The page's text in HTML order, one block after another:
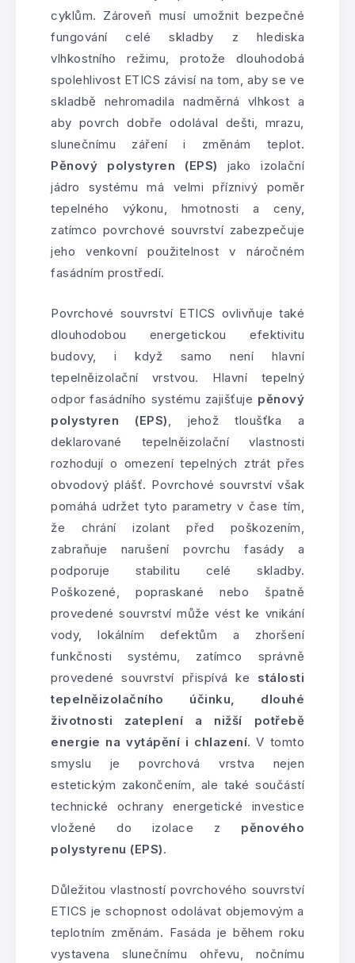
cyklům. Zároveň musí umožnit bezpečné
fungování celé skladby z hlediska
vlhkostního režimu, protože dlouhodobá
spolehlivost ETICS závisí na tom, aby se ve
skladbě nehromadila nadměrná vlhkost a
aby povrch dobře odolával dešti, mrazu,
slunečnímu záření i změnám teplot.
Pěnový polystyren (EPS) jako izolační
jádro systému má velmi příznivý poměr
tepelného výkonu, hmotnosti a ceny,
zatímco povrchové souvrství zabezpečuje
jeho venkovní použitelnost v náročném
fasádním prostředí.
Povrchové souvrství ETICS ovlivňuje také
dlouhodobou energetickou efektivitu
budovy, i když samo není hlavní
tepelněizolační vrstvou. Hlavní tepelný
odpor fasádního systému zajišťuje pěnový
polystyren (EPS), jehož tloušťka a
deklarované tepelněizolační vlastnosti
rozhodují o omezení tepelných ztrát přes
obvodový plášť. Povrchové souvrství však
pomáhá udržet tyto parametry v čase tím,
že chrání izolant před poškozením,
zabraňuje narušení povrchu fasády a
podporuje stabilitu celé skladby.
Poškozené, popraskané nebo špatně
provedené souvrství může vést ke vnikání
vody, lokálním defektům a zhoršení
funkčnosti systému, zatímco správně
provedené souvrství přispívá ke stálosti
tepelněizolačního účinku, dlouhé
životnosti zateplení a nižší potřebě
energie na vytápění i chlazení. V tomto
smyslu je povrchová vrstva nejen
estetickým zakončením, ale také součástí
technické ochrany energetické investice
vložené do izolace z pěnového
polystyrenu (EPS).
Důležitou vlastností povrchového souvrství
ETICS je schopnost odolávat objemovým a
teplotním změnám. Fasáda je během roku
vystavena slunečnímu ohřevu, nočnímu